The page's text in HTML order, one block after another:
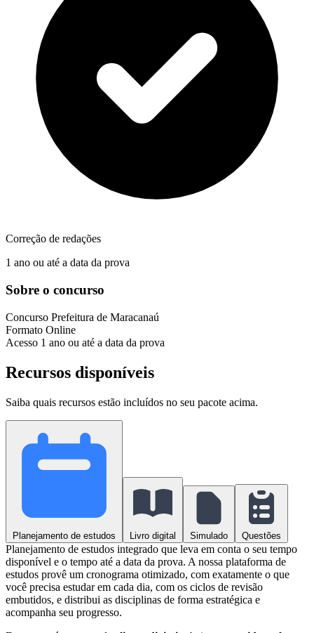
Correção de redações
1 ano ou até a data da prova
Sobre o concurso
Concurso Prefeitura de Maracanaú
Formato Online
Acesso 1 ano ou até a data da prova
Recursos disponíveis
Saiba quais recursos estão incluídos no seu pacote acima.
Planejamento de estudos Livro digital Simulado Questões
Planejamento de estudos integrado que leva em conta o seu tempo
disponível e o tempo até a data da prova. A nossa plataforma de
estudos provê um cronograma otimizado, com exatamente o que
você precisa estudar em cada dia, com os ciclos de revisão
embutidos, e distribui as disciplinas de forma estratégica e
acompanha seu progresso.